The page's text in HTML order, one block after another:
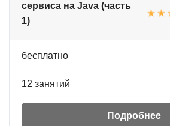
сервиса на Java (часть
1)
бесплатно
12 занятий
Подробнее